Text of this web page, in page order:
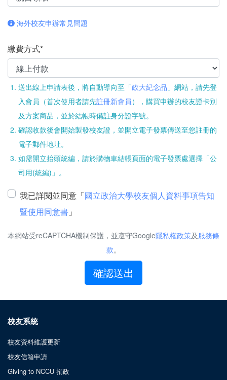
海外校友申辦常見問題
繳費方式*
送出線上申請表後，將自動導向至「政大紀念品 」網站，請先登
入會員（首次使用者請先註冊新會員 ），購買申辦的校友證卡別
及方案商品，並於結帳時備註身分證字號。
確認收款後會開始製發校友證，並開立電子發票傳送至您註冊的
電子郵件地址。
如需開立抬頭統編，請於購物車結帳頁面的電子發票處選擇「公
司用(統編)」。
我已詳閱並同意「國立政治大學校友個人資料事項告知
暨使用同意書 」
本網站受reCAPTCHA機制保護，並遵守Google隱私權政策及服務條
款。
確認送出
校友系統
校友資料維護更新
校友信箱申請
Giving to NCCU 捐政